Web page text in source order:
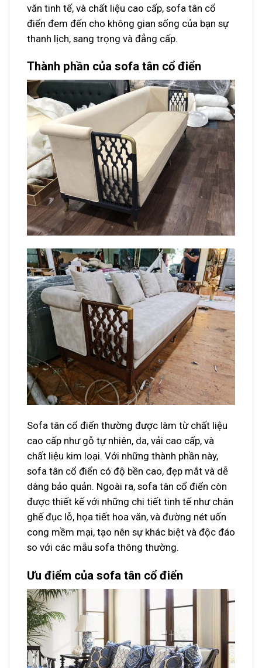
văn tinh tế, và chất liệu cao cấp, sofa tân cổ
điển đem đến cho không gian sống của bạn sự
thanh lịch, sang trọng và đẳng cấp.
Thành phần của sofa tân cổ điển
Sofa tân cổ điển thường được làm từ chất liệu
cao cấp như gỗ tự nhiên, da, vải cao cấp, và
chất liệu kim loại. Với những thành phần này,
sofa tân cổ điển có độ bền cao, đẹp mắt và dễ
dàng bảo quản. Ngoài ra, sofa tân cổ điển còn
được thiết kế với những chi tiết tinh tế như chân
ghế đục lỗ, họa tiết hoa văn, và đường nét uốn
cong mềm mại, tạo nên sự khác biệt và độc đáo
so với các mẫu sofa thông thường.
Ưu điểm của sofa tân cổ điển